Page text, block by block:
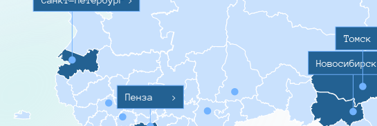
Пенза >
Новосибирск
Томск